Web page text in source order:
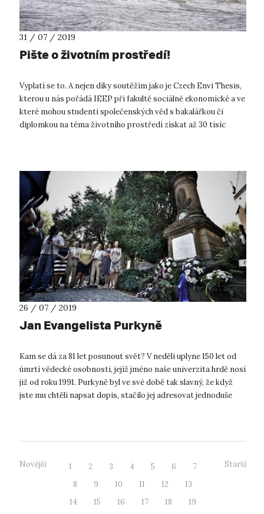
31 / 07 / 2019
Pište o životním prostředí!
Vyplatí se to. A nejen díky soutěžím jako je Czech Envi Thesis,
kterou u nás pořádá IEEP při fakultě sociálně ekonomické a ve
které mohou studenti společenských věd s bakalářkou či
diplomkou na téma životního prostředí získat až 30 tisíc
26 / 07 / 2019
Jan Evangelista Purkyně
Kam se dá za 81 let posunout svět? V neděli uplyne 150 let od
úmrtí vědecké osobnosti, jejíž jméno naše univerzita hrdě nosí
již od roku 1991. Purkyně byl ve své době tak slavný, že když
jste mu chtěli napsat dopis, stačilo jej adresovat jednoduše
Novější 1 2 3 4 5 6
7
8
9 10 11 12
13
14
15 16 17 18
19
Starší